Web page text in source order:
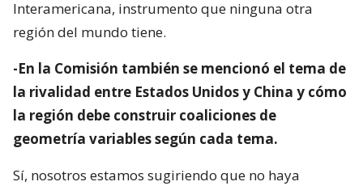
Interamericana, instrumento que ninguna otra
región del mundo tiene.
-En la Comisión también se mencionó el tema de
la rivalidad entre Estados Unidos y China y cómo
la región debe construir coaliciones de
geometría variables según cada tema.
Sí, nosotros estamos sugiriendo que no haya